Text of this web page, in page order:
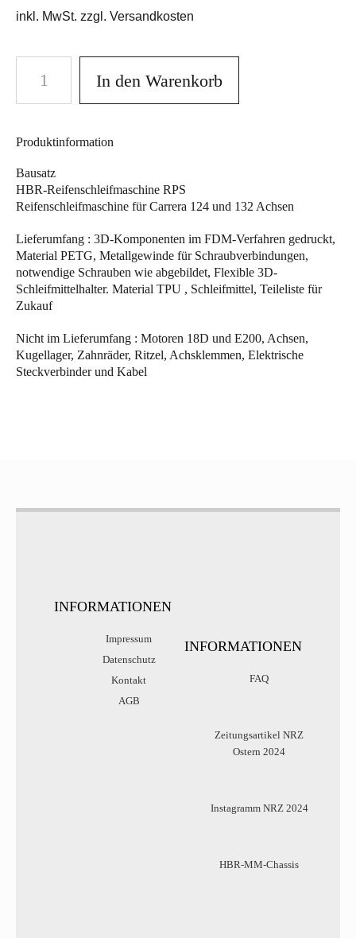
inkl. MwSt. zzgl. Versandkosten
In den Warenkorb
Produktinformation
Bausatz
HBR-Reifenschleifmaschine RPS
Reifenschleifmaschine für Carrera 124 und 132 Achsen
Lieferumfang : 3D-Komponenten im FDM-Verfahren gedruckt,
Material PETG, Metallgewinde für Schraubverbindungen,
notwendige Schrauben wie abgebildet, Flexible 3D-
Schleifmittelhalter. Material TPU , Schleifmittel, Teileliste für
Zukauf
Nicht im Lieferumfang : Motoren 18D und E200, Achsen,
Kugellager, Zahnräder, Ritzel, Achsklemmen, Elektrische
Steckverbinder und Kabel
INFORMATIONEN
Impressum
Datenschutz
Kontakt
AGB
INFORMATIONEN
FAQ
Zeitungsartikel NRZ
Ostern 2024
Instagramm NRZ 2024
HBR-MM-Chassis